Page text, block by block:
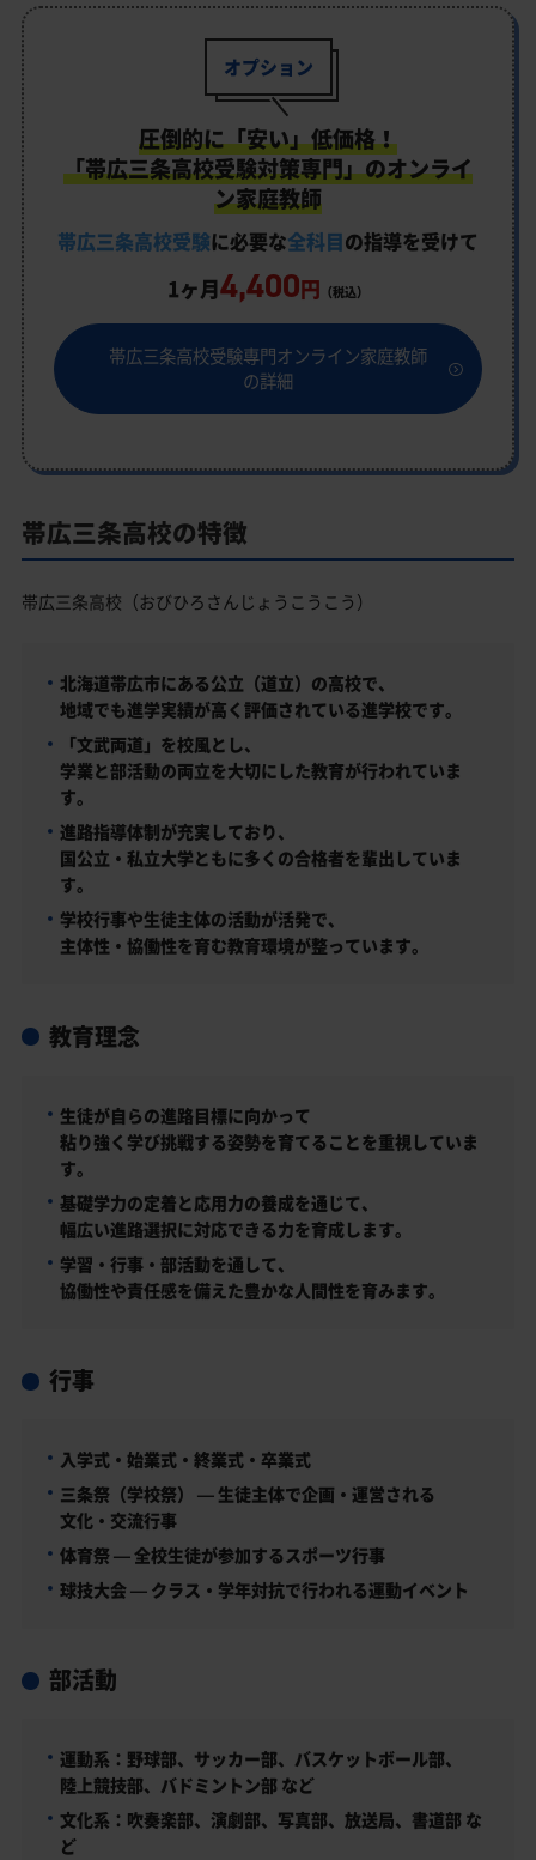
オプション
圧倒的に「安い」低価格！
「帯広三条高校受験対策専門」のオンライ
ン家庭教師
帯広三条高校受験に必要な全科目の指導を受けて
1ヶ月4,400円 （税込）
帯広三条高校受験専門オンライン家庭教師
の詳細
帯広三条高校の特徴
帯広三条高校（おびひろさんじょうこうこう）
北海道帯広市にある公立（道立）の高校で、
地域でも進学実績が高く評価されている進学校です。
「文武両道」を校風とし、
学業と部活動の両立を大切にした教育が行われていま
す。
進路指導体制が充実しており、
国公立・私立大学ともに多くの合格者を輩出していま
す。
学校行事や生徒主体の活動が活発で、
主体性・協働性を育む教育環境が整っています。
教育理念
生徒が自らの進路目標に向かって
粘り強く学び挑戦する姿勢を育てることを重視していま
す。
基礎学力の定着と応用力の養成を通じて、
幅広い進路選択に対応できる力を育成します。
学習・行事・部活動を通して、
協働性や責任感を備えた豊かな人間性を育みます。
行事
入学式・始業式・終業式・卒業式
三条祭（学校祭） — 生徒主体で企画・運営される
文化・交流行事
体育祭 — 全校生徒が参加するスポーツ行事
球技大会 — クラス・学年対抗で行われる運動イベント
部活動
運動系：野球部、サッカー部、バスケットボール部、
陸上競技部、バドミントン部 など
文化系：吹奏楽部、演劇部、写真部、放送局、書道部 な
ど